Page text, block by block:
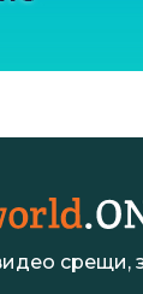
срещи,